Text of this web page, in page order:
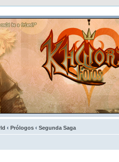
‹ Prólogos ‹ Segunda Saga